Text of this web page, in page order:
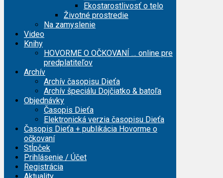
Ekostarostlivosť o telo
Životné prostredie
Na zamyslenie
Video
Knihy
HOVORME O OČKOVANÍ … online pre
predplatiteľov
Archív
Archív časopisu Dieťa
Archív špeciálu Dojčiatko & batoľa
Objednávky
Časopis Dieťa
Elektronická verzia časopisu Dieťa
Časopis Dieťa + publikácia Hovorme o
očkovaní
Stĺpček
Prihlásenie / Účet
Registrácia